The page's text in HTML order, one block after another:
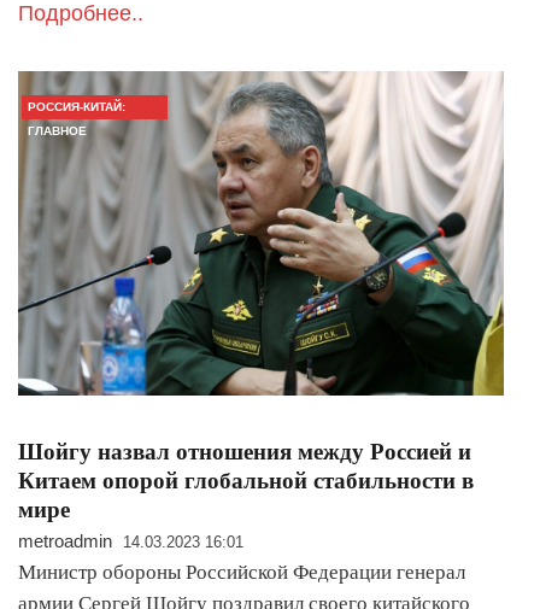
Подробнее..
РОССИЯ-КИТАЙ:
ГЛАВНОЕ
​Шойгу назвал отношения между Россией и
Китаем опорой глобальной стабильности в
мире
metroadmin 14.03.2023 16:01
Министр обороны Российской Федерации генерал
армии Сергей Шойгу поздравил своего китайского